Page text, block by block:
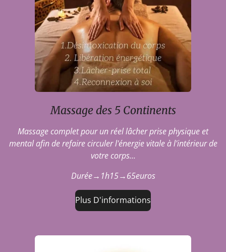
Massage des 5 Continents
Massage complet pour un réel lâcher prise physique et
mental afin de refaire circuler l'énergie vitale à l'intérieur de
votre corps...
Durée→1h15→65euros
Plus D'informations